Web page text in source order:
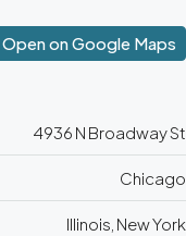
Open on Google Maps
4936 N Broadway St
Chicago
Illinois, New York